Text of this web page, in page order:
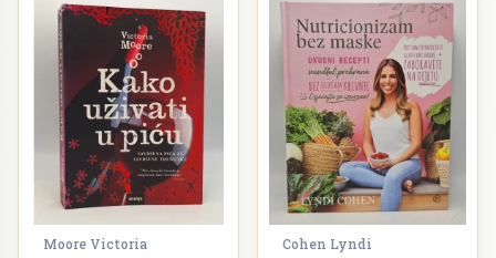
Moore Victoria Cohen Lyndi